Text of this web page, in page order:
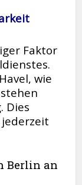
Faktor
wie
Dies
Berlin an